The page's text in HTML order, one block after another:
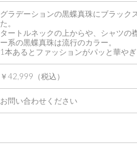
グラデーションの黒蝶真珠にブラック
た。
タートルネックの上からや、シャツ
ー系の黒蝶真珠は流行のカラー。
1本あるとファッションがパッと華やぎ
￥42,999（税込）
お問い合わせください